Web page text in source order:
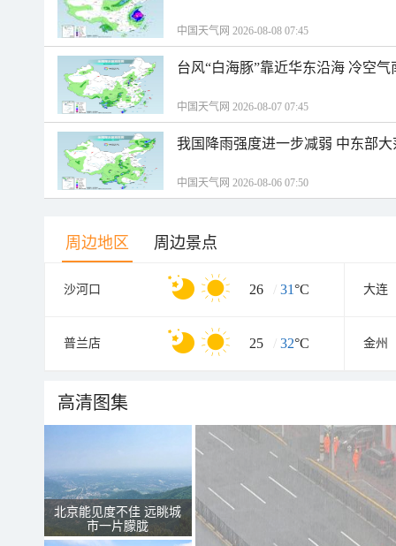
中国天气网 2026-08-08 07:45
台风“白海豚”靠近华东沿海 冷空
中国天气网 2026-08-07 07:45
我国降雨强度进一步减弱 中东部
中国天气网 2026-08-06 07:50
周边地区 周边景点
沙河口 26 / 31°C 大连
普兰店 25 / 32°C 金州
高清图集
北京能见度不佳 远眺城
市一片朦胧